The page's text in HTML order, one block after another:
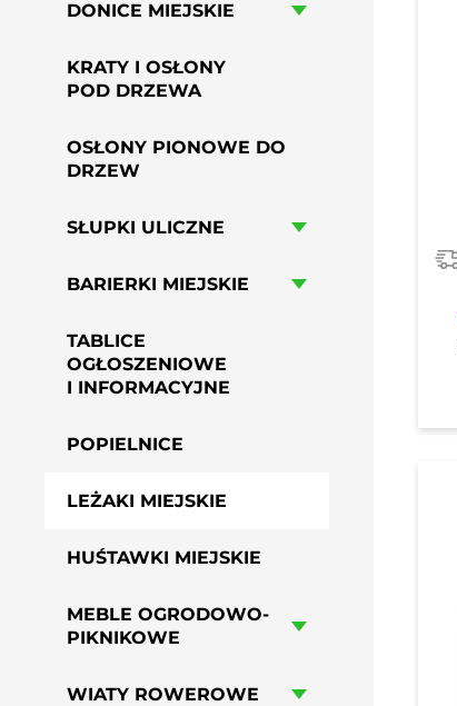
PRZYSIADKI MIEJSKIE
DONICE MIEJSKIE
KRATY I OSŁONY
POD DRZEWA
OSŁONY PIONOWE DO
DRZEW
SŁUPKI ULICZNE
BARIERKI MIEJSKIE
TABLICE
OGŁOSZENIOWE
I INFORMACYJNE
POPIELNICE
LEŻAKI MIEJSKIE
HUŚTAWKI MIEJSKIE
MEBLE OGRODOWO-
PIKNIKOWE
WIATY ROWEROWE